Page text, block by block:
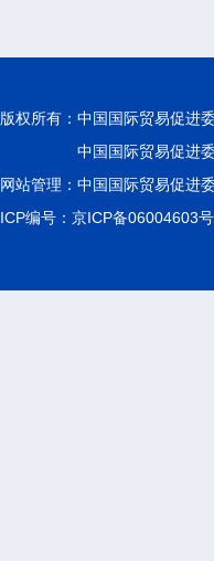
版权所有： 中国国际贸易促进
中国国际贸易促进
网站管理：中国国际贸易促进
ICP编号：京ICP备06004603